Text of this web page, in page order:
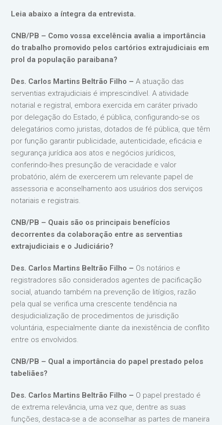
Leia abaixo a íntegra da entrevista.
CNB/PB – Como vossa excelência avalia a importância
do trabalho promovido pelos cartórios extrajudiciais em
prol da população paraibana?
Des. Carlos Martins Beltrão Filho –A atuação das
serventias extrajudiciais é imprescindível. A atividade
notarial e registral, embora exercida em caráter privado
por delegação do Estado, é pública, configurando-se os
delegatários como juristas, dotados de fé pública, que têm
por função garantir publicidade, autenticidade, eficácia e
segurança jurídica aos atos e negócios jurídicos,
conferindo-lhes presunção de veracidade e valor
probatório, além de exercerem um relevante papel de
assessoria e aconselhamento aos usuários dos serviços
notariais e registrais.
CNB/PB – Quais são os principais benefícios
decorrentes da colaboração entre as serventias
extrajudiciais e o Judiciário?
Des. Carlos Martins Beltrão Filho – Os notários e
registradores são considerados agentes de pacificação
social, atuando também na prevenção de litígios, razão
pela qual se verifica uma crescente tendência na
desjudicialização de procedimentos de jurisdição
voluntária, especialmente diante da inexistência de conflito
entre os envolvidos.
CNB/PB – Qual a importância do papel prestado pelos
tabeliães?
Des. Carlos Martins Beltrão Filho – O papel prestado é
de extrema relevância, uma vez que, dentre as suas
funções, destaca-se a de aconselhar as partes de maneira